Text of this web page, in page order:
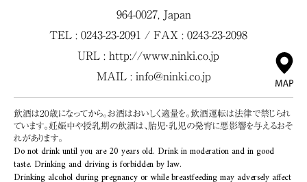
964-0027, Japan
TEL : 0243-23-2091 / FAX : 0243-23-2098
URL : http://www.ninki.co.jp
MAIL : info@ninki.co.jp
飲酒は20歳になってから。お酒はおいしく適量を。飲酒運転は法律で禁じられ
ています。妊娠中や授乳期の飲酒は、胎児・乳児の発育に悪影響を与えるおそ
れがあります。
Do not drink until you are 20 years old. Drink in moderation and in good
taste. Drinking and driving is forbidden by law.
Drinking alcohol during pregnancy or while breastfeeding may adversely affect